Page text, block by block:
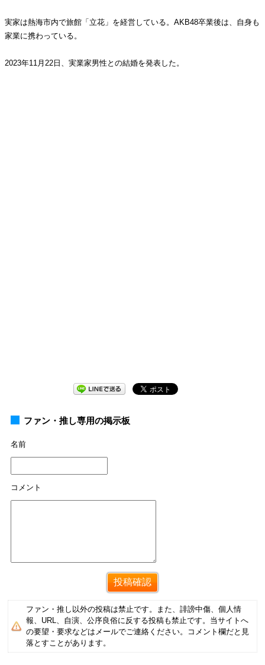
実家は熱海市内で旅館「立花」を経営している。AKB48卒業後は、自身も
家業に携わっている。
2023年11月22日、実業家男性との結婚を発表した。
ファン・推し専用の掲示板
名前
コメント
ファン・推し以外の投稿は禁止です。また、誹謗中傷、個人情
報、URL、自演、公序良俗に反する投稿も禁止です。当サイトへ
の要望・要求などはメールでご連絡ください。コメント欄だと見
落とすことがあります。